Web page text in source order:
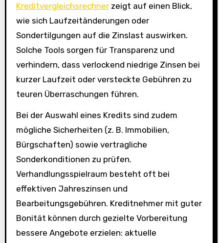
Kreditvergleichsrechnerzeigt auf einen Blick,
wie sich Laufzeitänderungen oder
Sondertilgungen auf die Zinslast auswirken.
Solche Tools sorgen für Transparenz und
verhindern, dass verlockend niedrige Zinsen bei
kurzer Laufzeit oder versteckte Gebühren zu
teuren Überraschungen führen.
Bei der Auswahl eines Kredits sind zudem
mögliche Sicherheiten (z. B. Immobilien,
Bürgschaften) sowie vertragliche
Sonderkonditionen zu prüfen.
Verhandlungsspielraum besteht oft bei
effektiven Jahreszinsen und
Bearbeitungsgebühren. Kreditnehmer mit guter
Bonität können durch gezielte Vorbereitung
bessere Angebote erzielen: aktuelle